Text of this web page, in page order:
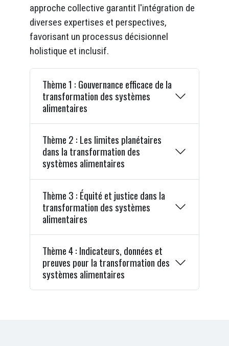
approche collective garantit l'intégration de
diverses expertises et perspectives,
favorisant un processus décisionnel
holistique et inclusif.
Thème 1 : Gouvernance efficace de la
transformation des systèmes
alimentaires
Thème 2 : Les limites planétaires
dans la transformation des
systèmes alimentaires
Thème 3 : Équité et justice dans la
transformation des systèmes
alimentaires
Thème 4 : Indicateurs, données et
preuves pour la transformation des
systèmes alimentaires